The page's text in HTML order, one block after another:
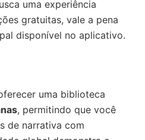
uma experiência
gratuitas, vale a pena
disponível no aplicativo.
uma biblioteca
, permitindo que você
de narrativa com